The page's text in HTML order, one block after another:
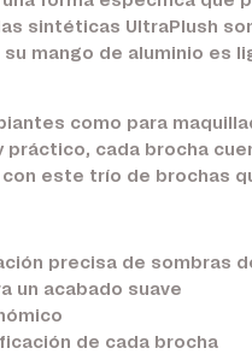
sintéticas UltraPlush
mango de aluminio es
como para
práctico, cada brocha
este trío de brochas
precisa de sombras
un acabado suave
de cada brocha